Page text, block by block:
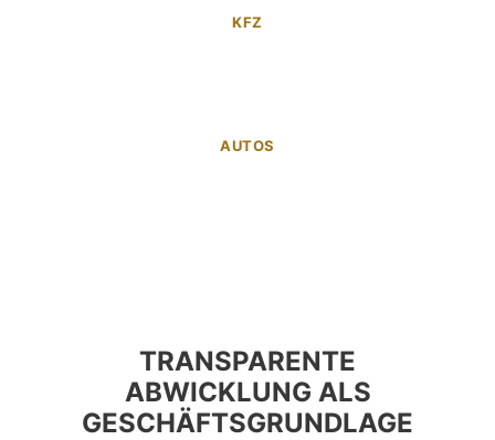
KFZ
AUTOS
TRANSPARENTE
ABWICKLUNG ALS
GESCHÄFTSGRUNDLAGE